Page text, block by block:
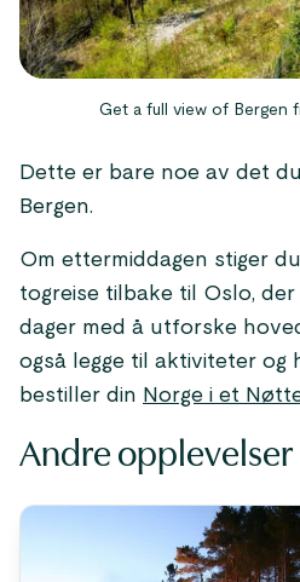
Get a full view of Bergen
Dette er bare noe av det
Bergen.
Om ettermiddagen stiger
togreise tilbake til Oslo,
dager med å utforske
også legge til aktiviteter og
bestiller din Norge i et
Andre opplevelser